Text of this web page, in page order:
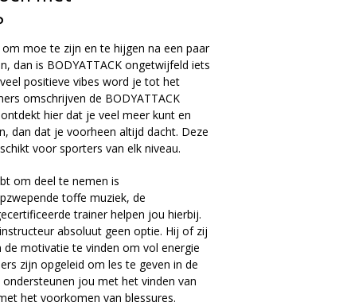
moe te zijn en te hijgen na een paar
dan is BODYATTACK ongetwijfeld iets
positieve vibes word je tot het
omschrijven de BODYATTACK
hier dat je veel meer kunt en
dan dat je voorheen altijd dacht. Deze
voor sporters van elk niveau.
om deel te nemen is
toffe muziek, de
trainer helpen jou hierbij.
absoluut geen optie. Hij of zij
motivatie te vinden om vol energie
zijn opgeleid om les te geven in de
ondersteunen jou met het vinden van
het voorkomen van blessures.